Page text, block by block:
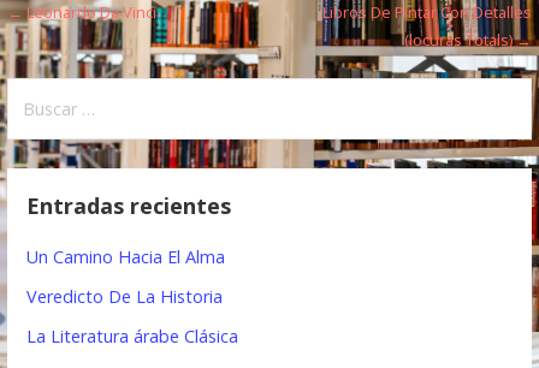
N
a
v
e
a
← Leonardo Da Vinci
Libros De Pintar Con Detalles
(locuras Totals) →
s
Entradas recientes
Un Camino Hacia El Alma
Veredicto De La Historia
La Literatura árabe Clásica